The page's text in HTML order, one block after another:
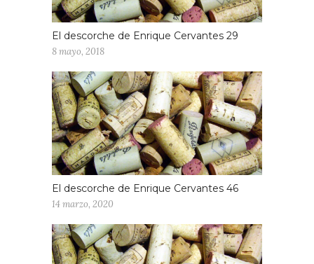
El descorche de Enrique Cervantes 29
8 mayo, 2018
El descorche de Enrique Cervantes 46
14 marzo, 2020